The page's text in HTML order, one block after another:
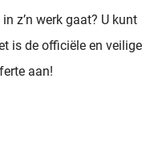
z’n werk gaat? U kunt
is de officiële en veilige
aan!